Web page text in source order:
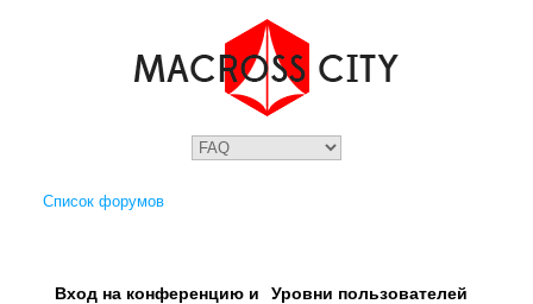
Список форумов
Вход на конференцию и
Уровни пользователей